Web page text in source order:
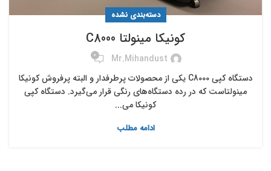
دسته‌بندی نشده
کونیکا مینولتا C8000
Mr.mihandust
0
دستگاه کپی C8000 یکی از محصولات پرطرفدار و البته پرفروش کونیکا
مینولتاست که در رده دستگاه‌های رنگی قرار می‌گیرد. دستگاه کپی
کونیکا می...
ادامه مطلب